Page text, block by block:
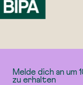
Melde dich an
zu erhalten